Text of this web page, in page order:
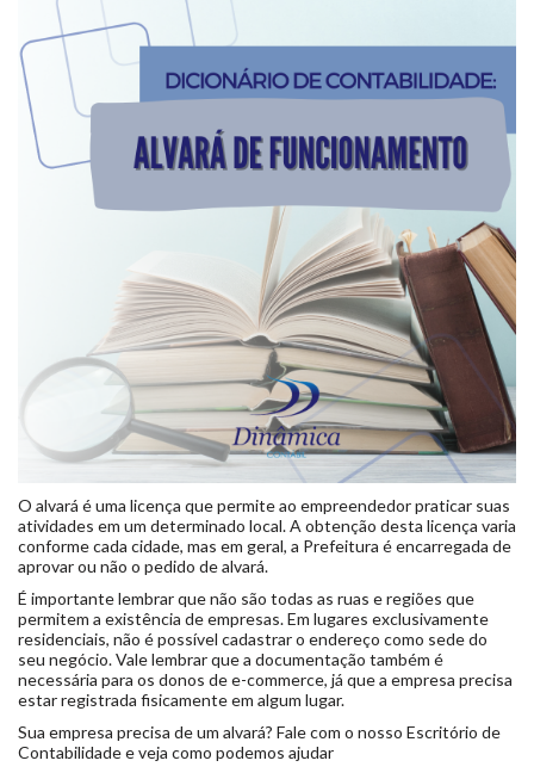
O alvará é uma licença que permite ao empreendedor praticar suas
atividades em um determinado local. A obtenção desta licença varia
conforme cada cidade, mas em geral, a Prefeitura é encarregada de
aprovar ou não o pedido de alvará.
É importante lembrar que não são todas as ruas e regiões que
permitem a existência de empresas. Em lugares exclusivamente
residenciais, não é possível cadastrar o endereço como sede do
seu negócio. Vale lembrar que a documentação também é
necessária para os donos de e-commerce, já que a empresa precisa
estar registrada fisicamente em algum lugar.
Sua empresa precisa de um alvará? Fale com o nosso Escritório de
Contabilidade e veja como podemos ajudar